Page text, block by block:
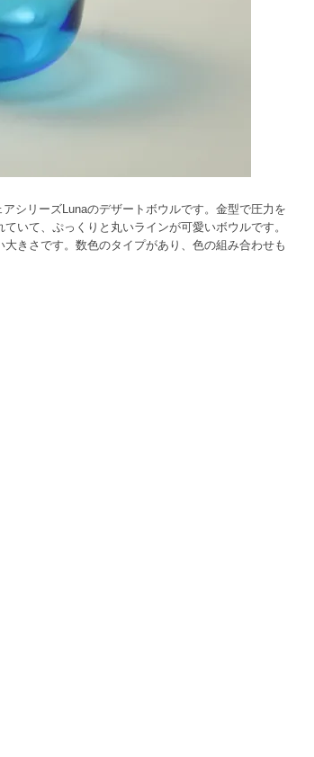
シリーズLunaのデザートボウルです。金型で圧力を
いて、ぷっくりと丸いラインが可愛いボウルです。
きさです。数色のタイプがあり、色の組み合わせも